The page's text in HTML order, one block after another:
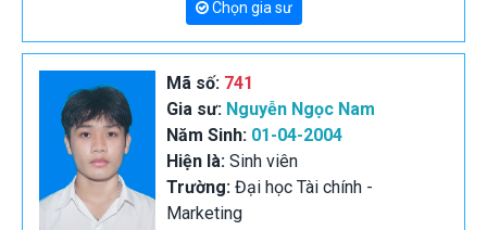
Chọn gia sư
Mã số: 741
Gia sư: Nguyễn Ngọc Nam
Năm Sinh: 01-04-2004
Hiện là: Sinh viên
Trường: Đại học Tài chính -
Marketing